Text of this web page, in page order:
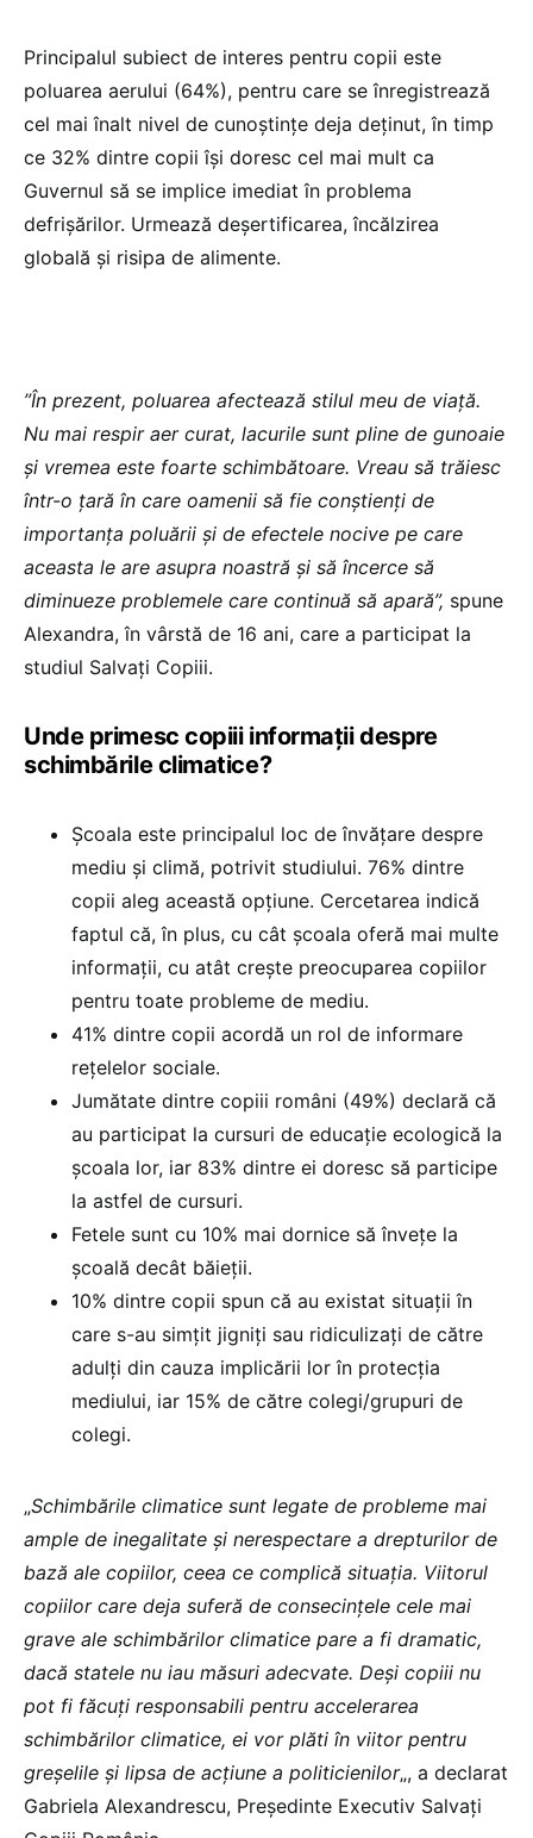
Principalul subiect de interes pentru copii este
poluarea aerului (64%), pentru care se înregistrează
cel mai înalt nivel de cunoștințe deja deținut, în timp
ce 32% dintre copii își doresc cel mai mult ca
Guvernul să se implice imediat în problema
defrișărilor. Urmează deșertificarea, încălzirea
globală și risipa de alimente.
”În prezent, poluarea afectează stilul meu de viață.
Nu mai respir aer curat, lacurile sunt pline de gunoaie
și vremea este foarte schimbătoare. Vreau să trăiesc
într-o țară în care oamenii să fie conștienți de
importanța poluării și de efectele nocive pe care
aceasta le are asupra noastră și să încerce să
diminueze problemele care continuă să apară”, spune
Alexandra, în vârstă de 16 ani, care a participat la
studiul Salvați Copiii.
Unde primesc copiii informații despre
schimbările climatice?
Școala este principalul loc de învățare despre
mediu și climă, potrivit studiului. 76% dintre
copii aleg această opțiune. Cercetarea indică
faptul că, în plus, cu cât școala oferă mai multe
informații, cu atât crește preocuparea copiilor
pentru toate probleme de mediu.
41% dintre copii acordă un rol de informare
rețelelor sociale.
Jumătate dintre copiii români (49%) declară că
au participat la cursuri de educație ecologică la
școala lor, iar 83% dintre ei doresc să participe
la astfel de cursuri.
Fetele sunt cu 10% mai dornice să învețe la
școală decât băieții.
10% dintre copii spun că au existat situații în
care s-au simțit jigniți sau ridiculizați de către
adulți din cauza implicării lor în protecția
mediului, iar 15% de către colegi/grupuri de
colegi.
„Schimbările climatice sunt legate de probleme mai
ample de inegalitate și nerespectare a drepturilor de
bază ale copiilor, ceea ce complică situația. Viitorul
copiilor care deja suferă de consecințele cele mai
grave ale schimbărilor climatice pare a fi dramatic,
dacă statele nu iau măsuri adecvate. Deși copiii nu
pot fi făcuți responsabili pentru accelerarea
schimbărilor climatice, ei vor plăti în viitor pentru
greșelile și lipsa de acțiune a politicienilor„, a declarat
Gabriela Alexandrescu, Președinte Executiv Salvați